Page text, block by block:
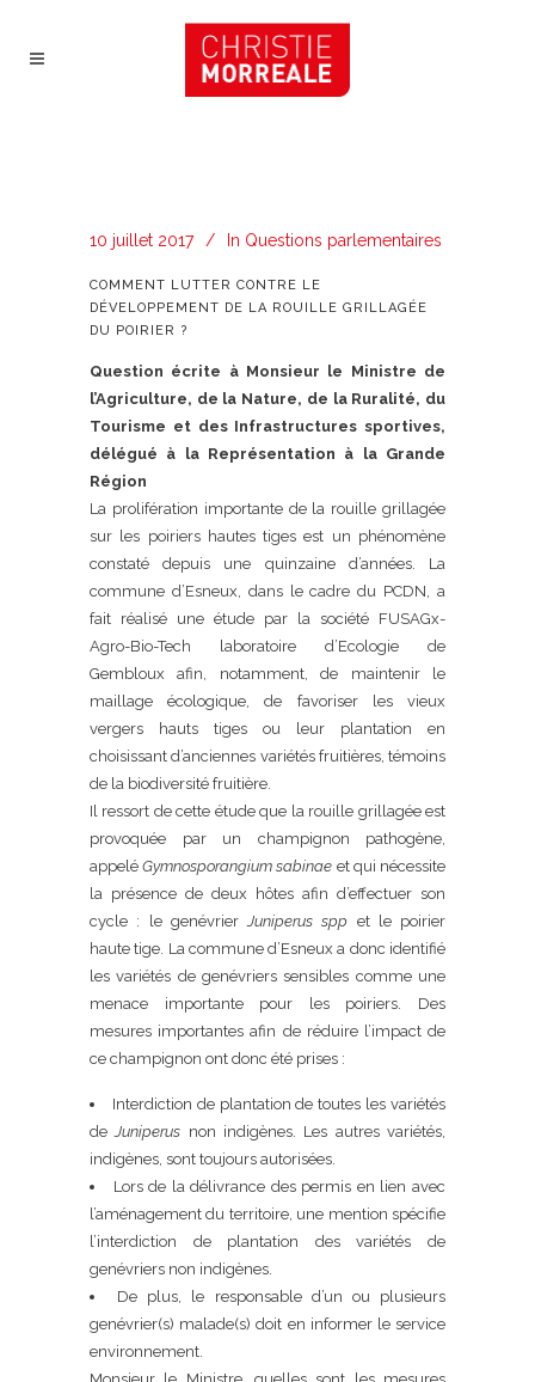
10 juillet 2017 In Questions parlementaires
COMMENT LUTTER CONTRE LE
DÉVELOPPEMENT DE LA ROUILLE GRILLAGÉE
DU POIRIER ?
Question écrite à Monsieur le Ministre de
l’Agriculture, de la Nature, de la Ruralité, du
Tourisme et des Infrastructures sportives,
délégué à la Représentation à la Grande
Région
La prolifération importante de la rouille grillagée
sur les poiriers hautes tiges est un phénomène
constaté depuis une quinzaine d’années. La
commune d’Esneux, dans le cadre du PCDN, a
fait réalisé une étude par la société FUSAGx-
Agro-Bio-Tech laboratoire d’Ecologie de
Gembloux afin, notamment, de maintenir le
maillage écologique, de favoriser les vieux
vergers hauts tiges ou leur plantation en
choisissant d’anciennes variétés fruitières, témoins
de la biodiversité fruitière.
Il ressort de cette étude que la rouille grillagée est
provoquée par un champignon pathogène,
appeléGymnosporangium sabinae et qui nécessite
la présence de deux hôtes afin d’effectuer son
cycle : le genévrierJuniperus spp et le poirier
haute tige. La commune d’Esneux a donc identifié
les variétés de genévriers sensibles comme une
menace importante pour les poiriers. Des
mesures importantes afin de réduire l’impact de
ce champignon ont donc été prises :
Interdiction de plantation de toutes les variétés
de Juniperus non indigènes. Les autres variétés,
indigènes, sont toujours autorisées.
Lors de la délivrance des permis en lien avec
l’aménagement du territoire, une mention spécifie
l’interdiction de plantation des variétés de
genévriers non indigènes.
De plus, le responsable d’un ou plusieurs
genévrier(s) malade(s) doit en informer le service
environnement.